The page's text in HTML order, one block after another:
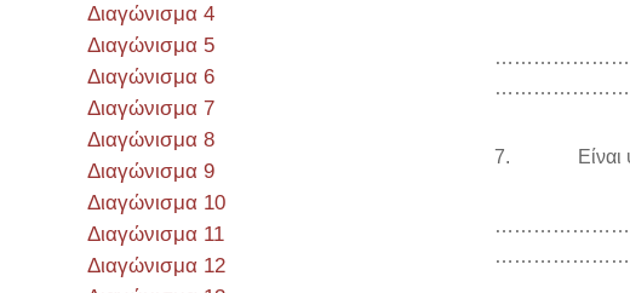
7. Είναι ψέμα
Διαγώνισμα 4
Διαγώνισμα 5
Διαγώνισμα 6
Διαγώνισμα 7
Διαγώνισμα 8
Διαγώνισμα 9
Διαγώνισμα 10
Διαγώνισμα 11
Διαγώνισμα 12